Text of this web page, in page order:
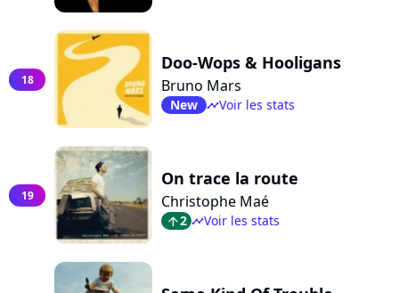
18
Doo-Wops & Hooligans
Bruno Mars
New timelineVoir les stats
19
On trace la route
Christophe Maé
arrow_top2 timelineVoir les stats